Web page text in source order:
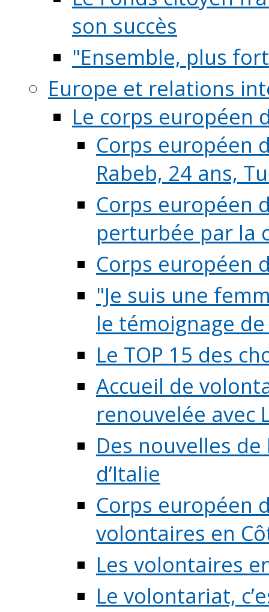
son succès
"Ensemble, plus
Europe et relations
Le corps européen
Corps européen
Rabeb, 24 ans,
Corps européen
perturbée par la
Corps européen
"Je suis une
le témoignage de
Le TOP 15 des
Accueil de
renouvelée avec
Des nouvelles
d’Italie
Corps européen
volontaires en
Les volontaires
Le volontariat,